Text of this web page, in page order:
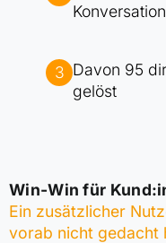
3 Davon 95
gelöst
Win-Win für
Ein zusätzlicher
vorab nicht gedacht